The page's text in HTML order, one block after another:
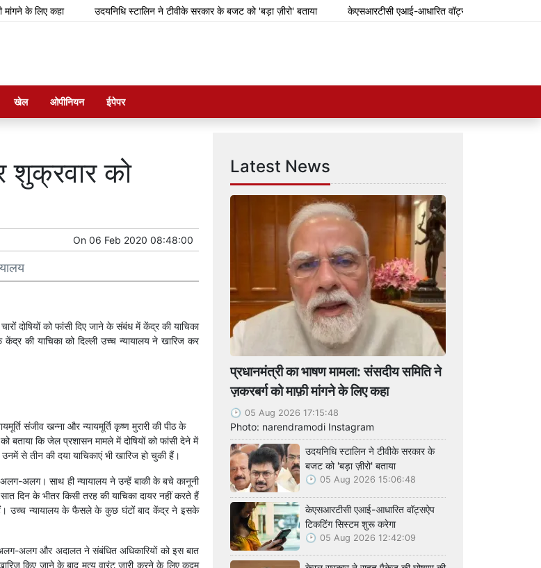
लिए कहा उदयनिधि स्टालिन ने टीवीके सरकार के बजट को 'बड़ा ज़ीरो' बताया केएसआरटीसी एआई-आधारित वॉट्सऐप टिकटिंग सिस्टम शुरू
खेल ओपीनियन ईपेपर
शुक्रवार को
On 06 Feb 2020 08:48:00
दोषियों को फांसी दिए जाने के संबंध में केंद्र की याचिका
की याचिका को दिल्ली उच्च न्यायालय ने खारिज कर
संजीव खन्ना और न्यायमूर्ति कृष्ण मुरारी की पीठ के
बताया कि जेल प्रशासन मामले में दोषियों को फांसी देने में
से तीन की दया याचिकाएं भी खारिज हो चुकी हैं।
अलग-अलग। साथ ही न्यायालय ने उन्हें बाकी के बचे कानूनी
दिन के भीतर किसी तरह की याचिका दायर नहीं करते हैं
उच्च न्यायालय के फैसले के कुछ घंटों बाद केंद्र ने इसके
अलग-अलग और अदालत ने संबंधित अधिकारियों को इस बात
किए जाने के बाद मृत्यु वारंट जारी करने के लिए कदम
Latest News
प्रधानमंत्री का भाषण मामला: संसदीय समिति ने
ज़करबर्ग को माफ़ी मांगने के लिए कहा
05 Aug 2026 17:15:48
Photo: narendramodi Instagram
उदयनिधि स्टालिन ने टीवीके सरकार के
बजट को 'बड़ा ज़ीरो' बताया
05 Aug 2026 15:06:48
केएसआरटीसी एआई-आधारित वॉट्सऐप
टिकटिंग सिस्टम शुरू करेगा
05 Aug 2026 12:42:09